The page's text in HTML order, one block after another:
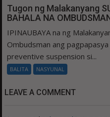
Tugon ng Malakanyang
BAHALA NA
IPINAUBAYA na ng
Ombudsman ang
preventive suspension si...
BALITA NASYUNAL
LEAVE A COMMENT